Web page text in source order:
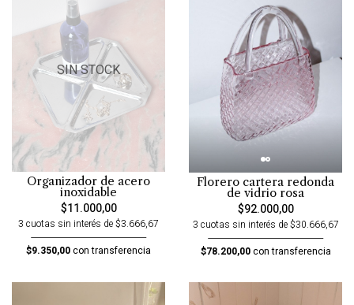
SIN STOCK
Organizador de acero
inoxidable
$11.000,00
3 cuotas sin interés de $3.666,67
$9.350,00con transferencia
Florero cartera redonda
de vidrio rosa
$92.000,00
3 cuotas sin interés de $30.666,67
$78.200,00con transferencia